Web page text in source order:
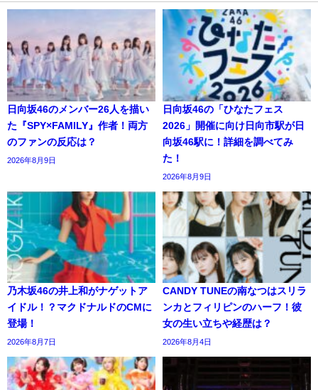
日向坂46のメンバー26人を描い
た『SPY×FAMILY』作者！両方
のファンの反応は？
2026年8月9日
日向坂46の「ひなたフェス
2026」開催に向け日向市駅が日
向坂46駅に！詳細を調べてみ
た！
2026年8月9日
乃木坂46の井上和がナゲットア
イドル！？マクドナルドのCMに
登場！
2026年8月7日
CANDY TUNEの南なつはスリラ
ンカとフィリピンのハーフ！彼
女の生い立ちや経歴は？
2026年8月4日